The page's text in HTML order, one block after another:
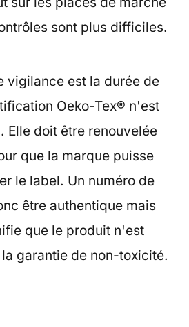
sont plus difficiles.
vigilance est la durée de
Oeko-Tex® n'est
Elle doit être renouvelée
que la marque puisse
le label. Un numéro de
être authentique mais
que le produit n'est
garantie de non-toxicité.